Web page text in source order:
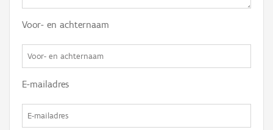
Voor- en achternaam
E-mailadres